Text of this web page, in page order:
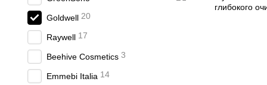
Goldwell 20
Raywell 17
Beehive Cosmetics 3
Emmebi Italia 14